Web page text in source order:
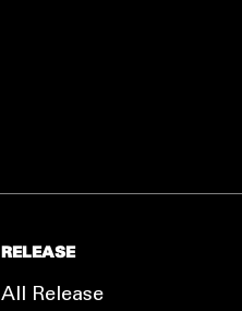
RELEASE
All Release